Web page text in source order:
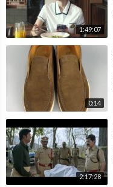
1:49:07
0:14
2:17:28